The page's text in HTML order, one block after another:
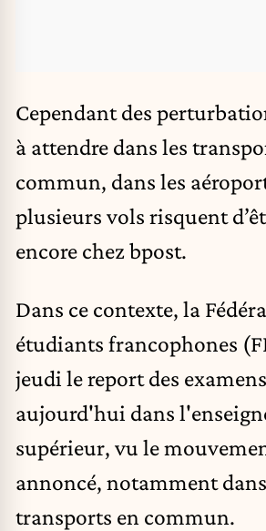
Cependant des
à attendre dans les
commun, dans les
plusieurs vols risquent
encore chez bpost.
Dans ce contexte, la
étudiants francophones (
jeudi le report des
aujourd'hui dans
supérieur, vu le
annoncé, notamment
transports en commun.